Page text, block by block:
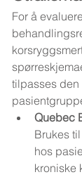
For å
tilpasses
Quebec
Brukes
hos
kroniske